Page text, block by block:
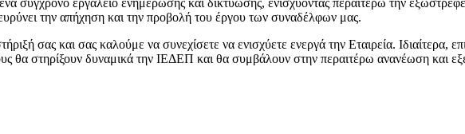
σύγχρονο εργαλείο ενημέρωσης και δικτύωσης, ενισχύοντας περαιτέρω την
την απήχηση και την προβολή του έργου των συναδέλφων μας.
σας και σας καλούμε να συνεχίσετε να ενισχύετε ενεργά την Εταιρεία.
θα στηρίξουν δυναμικά την ΙΕΔΕΠ και θα συμβάλουν στην περαιτέρω ανανέωση και